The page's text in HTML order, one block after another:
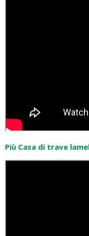
Più Casa di trave